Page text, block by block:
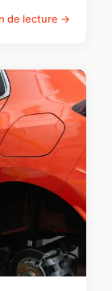
de lecture →